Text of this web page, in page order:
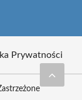
Prywatności